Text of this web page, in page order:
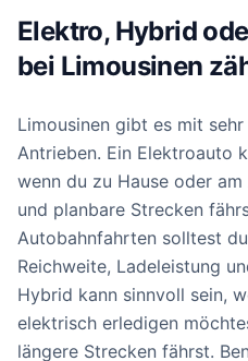
Elektro, Hybrid
bei Limousinen
Limousinen gibt es mit
Antrieben. Ein Elektroauto
wenn du zu Hause oder
und planbare Strecken
Autobahnfahrten solltest
Reichweite, Ladeleistung
Hybrid kann sinnvoll sein,
elektrisch erledigen
längere Strecken fährst.